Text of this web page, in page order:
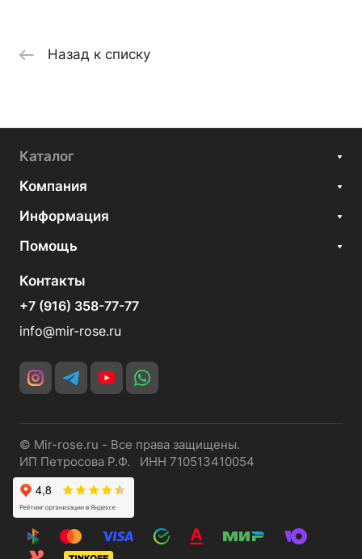
Назад к списку
Каталог
Компания
Информация
Помощь
Контакты
+7 (916) 358-77-77
info@mir-rose.ru
© Mir-rose.ru - Все права защищены.
ИП Петросова Р.Ф. ИНН 710513410054